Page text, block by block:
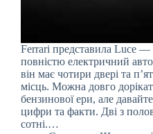
Ferrari представила Luce —
повністю електричний
він має чотири двері та
місць. Можна довго
бензинової ери, але
цифри та факти. Дві з
сотні.…